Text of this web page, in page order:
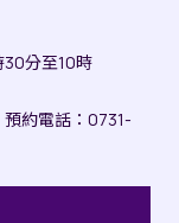
分至10時
約電話：0731-